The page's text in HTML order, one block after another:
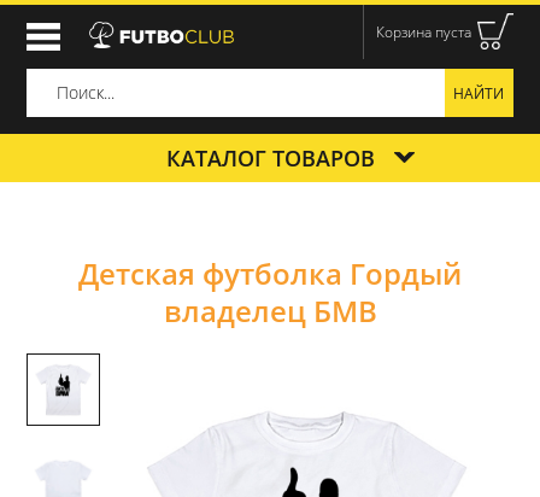
Корзина пуста
КАТАЛОГ ТОВАРОВ
Детская футболка Гордый
владелец БМВ